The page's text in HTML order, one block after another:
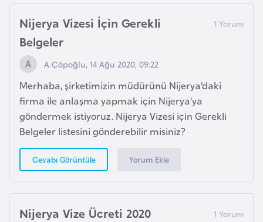
Nijerya Vizesi İçin Gerekli
Belgeler
A.Çöpoğlu, 14 Ağu 2020, 09:22
Merhaba, şirketimizin müdürünü Nijerya’daki
firma ile anlaşma yapmak için Nijerya’ya
göndermek istiyoruz. Nijerya Vizesi için Gerekli
Belgeler listesini gönderebilir misiniz?
Cevabı Görüntüle Yorum Ekle
Nijerya Vize Ücreti 2020
n
a
G
i
n
e
B
i
s
a
u